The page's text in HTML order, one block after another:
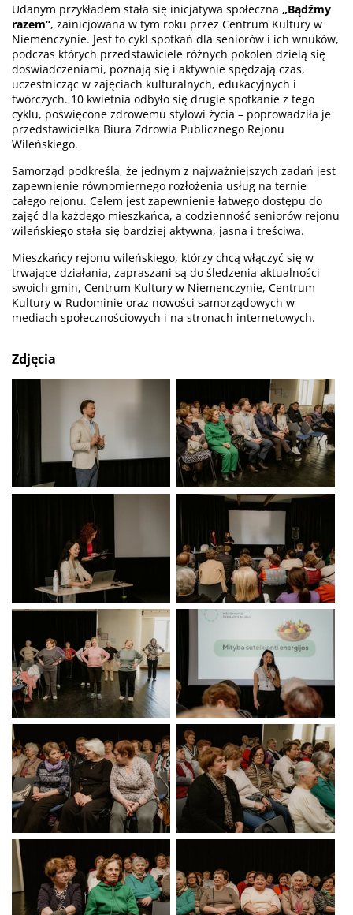
Udanym przykładem stała się inicjatywa społeczna „Bądźmy
razem”, zainicjowana w tym roku przez Centrum Kultury w
Niemenczynie. Jest to cykl spotkań dla seniorów i ich wnuków,
podczas których przedstawiciele różnych pokoleń dzielą się
doświadczeniami, poznają się i aktywnie spędzają czas,
uczestnicząc w zajęciach kulturalnych, edukacyjnych i
twórczych. 10 kwietnia odbyło się drugie spotkanie z tego
cyklu, poświęcone zdrowemu stylowi życia – poprowadziła je
przedstawicielka Biura Zdrowia Publicznego Rejonu
Wileńskiego.
Samorząd podkreśla, że jednym z najważniejszych zadań jest
zapewnienie równomiernego rozłożenia usług na ternie
całego rejonu. Celem jest zapewnienie łatwego dostępu do
zajęć dla każdego mieszkańca, a codzienność seniorów rejonu
wileńskiego stała się bardziej aktywna, jasna i treściwa.
Mieszkańcy rejonu wileńskiego, którzy chcą włączyć się w
trwające działania, zapraszani są do śledzenia aktualności
swoich gmin, Centrum Kultury w Niemenczynie, Centrum
Kultury w Rudominie oraz nowości samorządowych w
mediach społecznościowych i na stronach internetowych.
Zdjęcia